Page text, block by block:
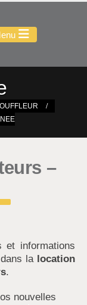
–
et informations
la location
.
nouvelles